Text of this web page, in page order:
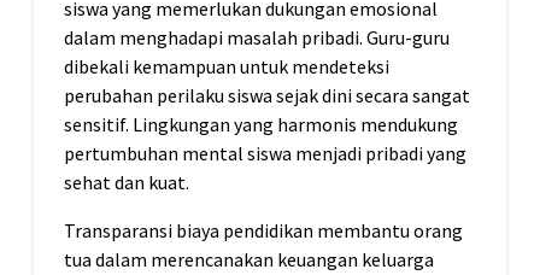
siswa yang memerlukan dukungan emosional
dalam menghadapi masalah pribadi. Guru-guru
dibekali kemampuan untuk mendeteksi
perubahan perilaku siswa sejak dini secara sangat
sensitif. Lingkungan yang harmonis mendukung
pertumbuhan mental siswa menjadi pribadi yang
sehat dan kuat.
Transparansi biaya pendidikan membantu orang
tua dalam merencanakan keuangan keluarga